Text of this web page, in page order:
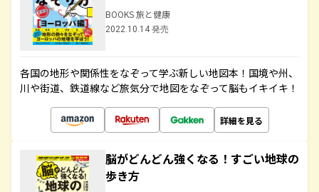
BOOKS 旅と健康
2022.10.14 発売
各国の地形や関係性をなぞって学ぶ新しい地図本！国境や州、
川や街道、鉄道線など旅気分で地図をなぞって脳もイキイキ！
詳細を見る
脳がどんどん強くなる！すごい地球の
歩き方